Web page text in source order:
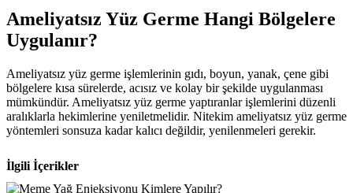
Ameliyatsız Yüz Germe Hangi Bölgelere
Uygulanır?
Ameliyatsız yüz germe işlemlerinin gıdı, boyun, yanak, çene gibi
bölgelere kısa sürelerde, acısız ve kolay bir şekilde uygulanması
mümkündür. Ameliyatsız yüz germe yaptıranlar işlemlerini düzenli
aralıklarla hekimlerine yeniletmelidir. Nitekim ameliyatsız yüz germe
yöntemleri sonsuza kadar kalıcı değildir, yenilenmeleri gerekir.
İlgili İçerikler